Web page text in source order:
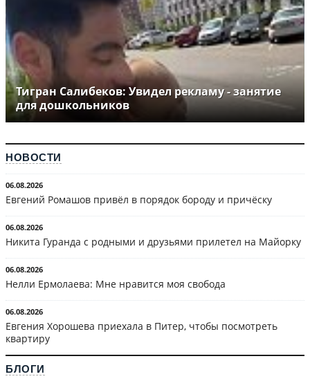
Тигран Салибеков: Увидел рекламу - занятие
для дошкольников
НОВОСТИ
06.08.2026
Евгений Ромашов привёл в порядок бороду и причёску
06.08.2026
Никита Гуранда с родными и друзьями прилетел на Майорку
06.08.2026
Нелли Ермолаева: Мне нравится моя свобода
06.08.2026
Евгения Хорошева приехала в Питер, чтобы посмотреть
квартиру
БЛОГИ